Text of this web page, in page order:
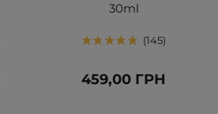
30ml
145
459,00 ГРН